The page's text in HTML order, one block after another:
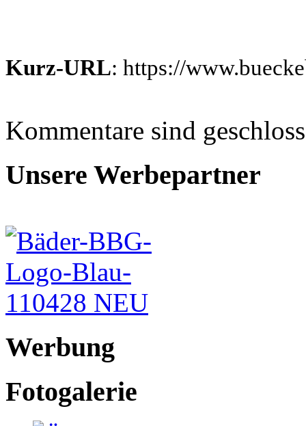
Kurz-URL: https://
Kommentare sind
Unsere Werbepartner
Werbung
Fotogalerie